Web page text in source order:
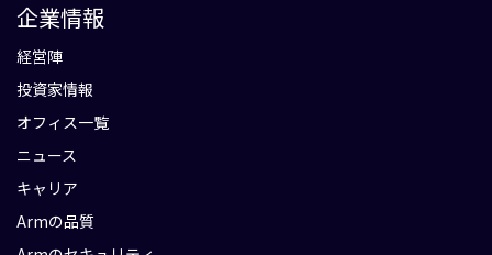
企業情報
経営陣
投資家情報
オフィス一覧
ニュース
キャリア
Armの品質